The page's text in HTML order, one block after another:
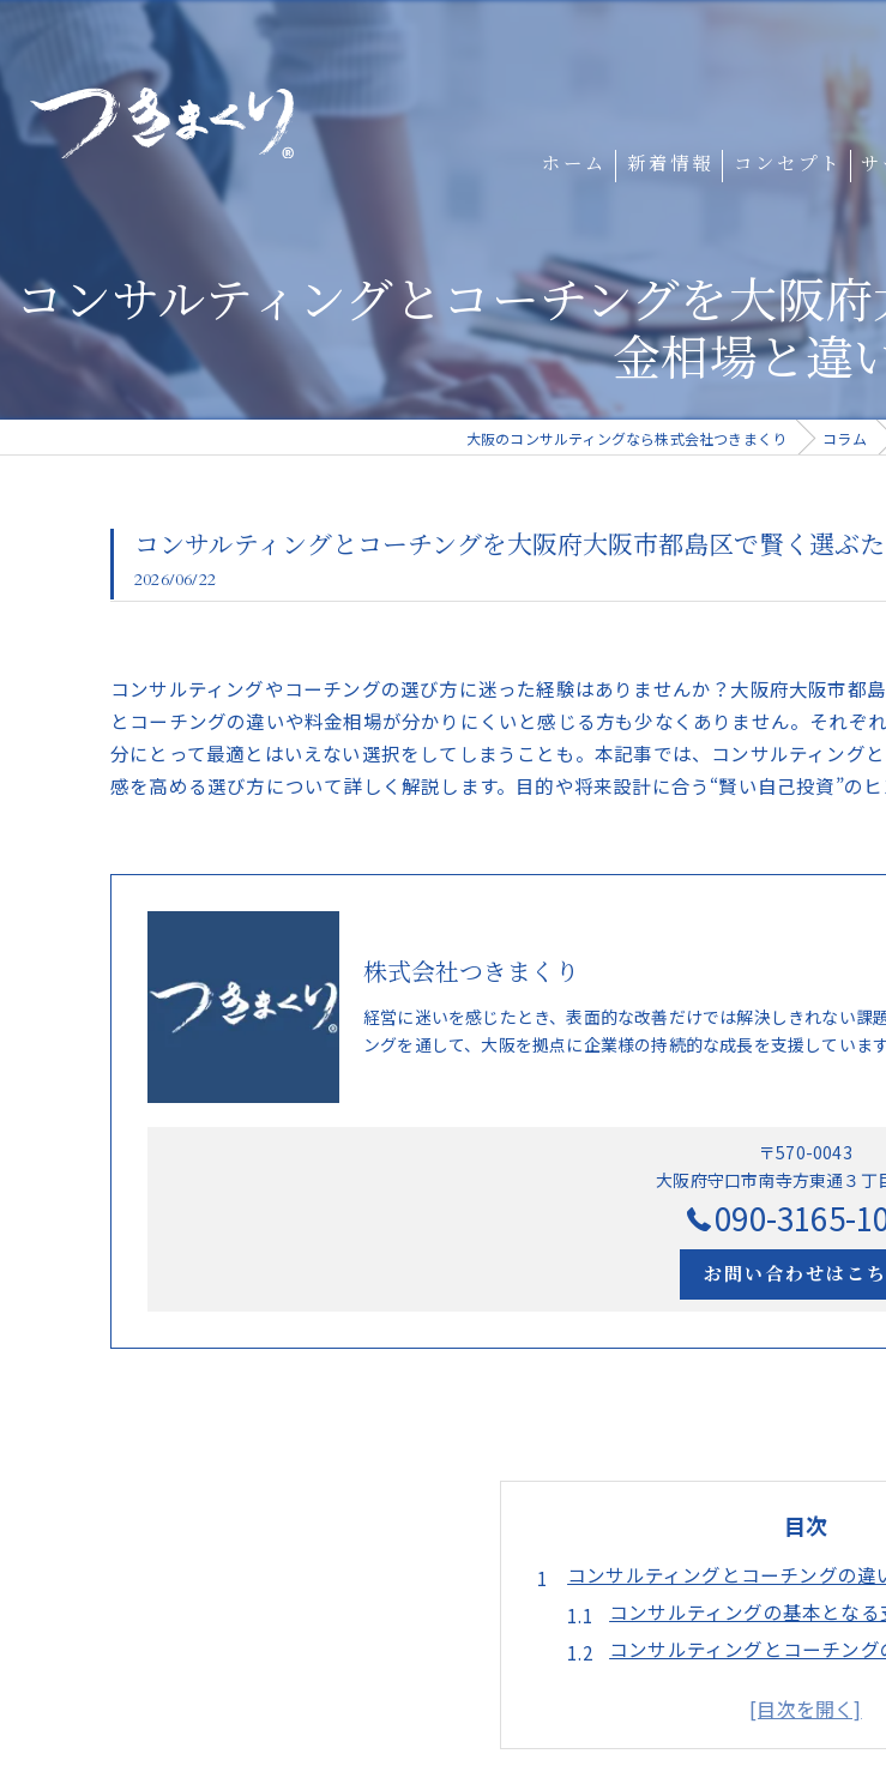
ホーム 新着情報 コンセプト
コンサルティングとコーチングを大阪
金相場と違
大阪のコンサルティングなら株式会社つきまくり コラム
コンサルティングとコーチングを大阪府大阪市都島区で賢く選ぶ
2026/06/22
コンサルティングやコーチングの選び方に迷った経験はありませんか？大阪府大阪市都
とコーチングの違いや料金相場が分かりにくいと感じる方も少なくありません。それ
分にとって最適とはいえない選択をしてしまうことも。本記事では、コンサルティング
感を高める選び方について詳しく解説します。目的や将来設計に合う“賢い自己投資”の
株式会社つきまくり
経営に迷いを感じたとき、表面的な改善だけでは解決しきれない
ングを通して、大阪を拠点に企業様の持続的な成長を支援しています
〒570-0043
大阪府守口市南寺方東通３丁
090-3165-
お問い合わせはこ
目次
コンサルティングとコーチングの違
コンサルティングの基本とな
コンサルティングとコーチン
コンサルティングとコーチング